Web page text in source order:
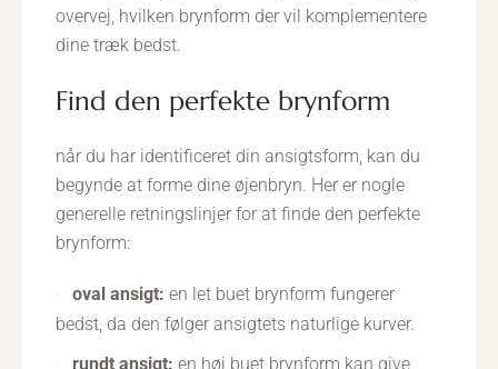
overvej, hvilken brynform der vil komplementere
dine træk bedst.
find den perfekte brynform
når du har identificeret din ansigtsform, kan du
begynde at forme dine øjenbryn. Her er nogle
generelle retningslinjer for at finde den perfekte
brynform:
oval ansigt: en let buet brynform fungerer
bedst, da den følger ansigtets naturlige kurver.
rundt ansigt: en høj buet brynform kan give